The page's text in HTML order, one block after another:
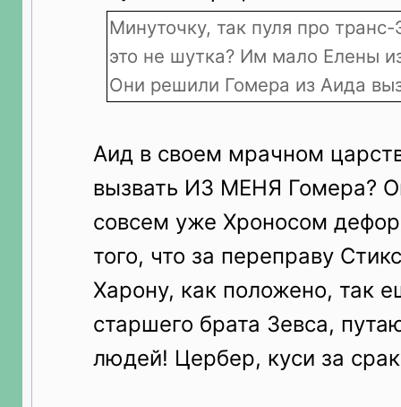
Минуточку, так пуля про
это не шутка? Им мало Елены
Они решили Гомера из Аида
Аид в своем мрачном
вызвать ИЗ МЕНЯ Гомера?
совсем уже Хроносом
того, что за переправу
Харону, как положено, так
старшего брата Зевса,
людей! Цербер, куси за